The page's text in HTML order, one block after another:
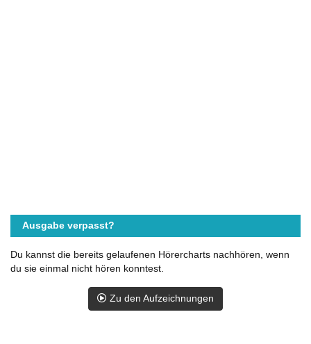
Ausgabe verpasst?
Du kannst die bereits gelaufenen Hörercharts nachhören, wenn
du sie einmal nicht hören konntest.
Zu den Aufzeichnungen